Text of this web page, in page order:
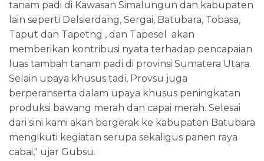
tanam padi di Kawasan Simalungun dan kabupaten
lain seperti Delsierdang, Sergai, Batubara, Tobasa,
Taput dan Tapetng , dan Tapesel akan
memberikan kontribusi nyata terhadap pencapaian
luas tambah tanam padi di provinsi Sumatera Utara.
Selain upaya khusus tadi, Provsu juga
berperanserta dalam upaya khusus peningkatan
produksi bawang merah dan capai merah. Selesai
dari sini kami akan bergerak ke kabupaten Batubara
mengikuti kegiatan serupa sekaligus panen raya
cabai," ujar Gubsu.